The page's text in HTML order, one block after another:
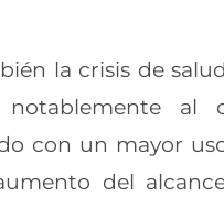
la crisis de
notablemente al
con un mayor
del